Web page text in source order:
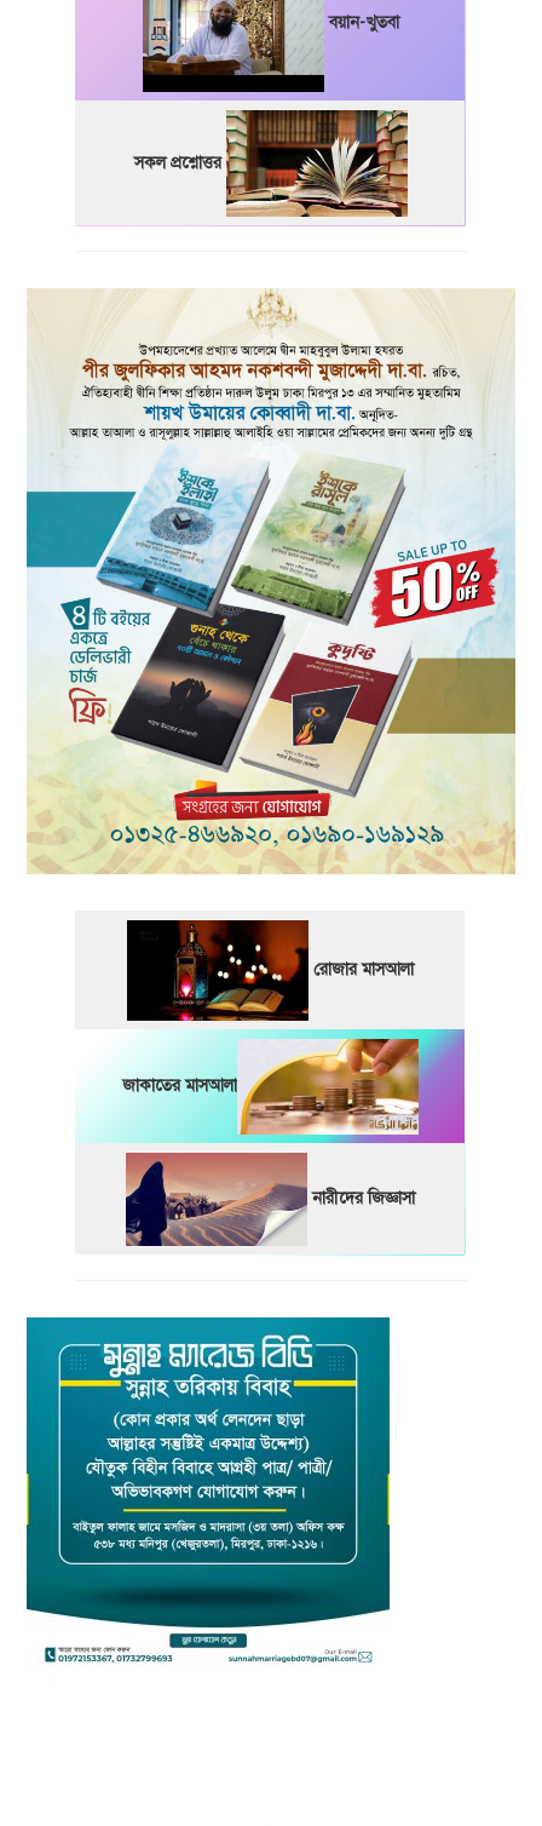
বয়ান-খুতবা
সকল প্রশ্নোত্তর
রোজার মাসআলা
জাকাতের মাসআলা
নারীদের জিজ্ঞাসা